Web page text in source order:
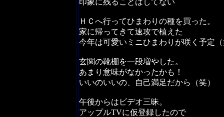
印象に残ることはしてない
ＨＣへ行ってひまわりの種を買った。
家に帰ってきて速攻で植えた
今年は可愛いミニひまわりが咲く予定
玄関の靴棚を一段増やした。
あまり意味がなかったかも！
いいのいいの、自己満足だから（笑）
午後からはビデオ三昧。
アップルTVに仮登録したので